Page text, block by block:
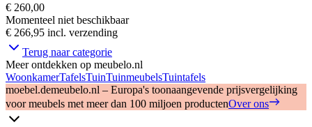
€ 260,00
Momenteel niet beschikbaar
€ 266,95 incl. verzending
Terug naar categorie
Meer ontdekken op meubelo.nl
WoonkamerTafelsTuinTuinmeubelsTuintafels
moebel.demeubelo.nl – Europa's toonaangevende prijsvergelijking
voor meubels met meer dan 100 miljoen productenOver ons